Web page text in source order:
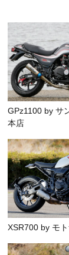
GPz1100 by サ
本店
XSR700 by モ